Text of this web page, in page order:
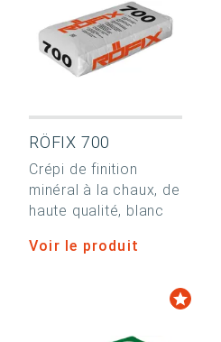
RÖFIX 700
Crépi de finition
minéral à la chaux, de
haute qualité, blanc
Voir le produit